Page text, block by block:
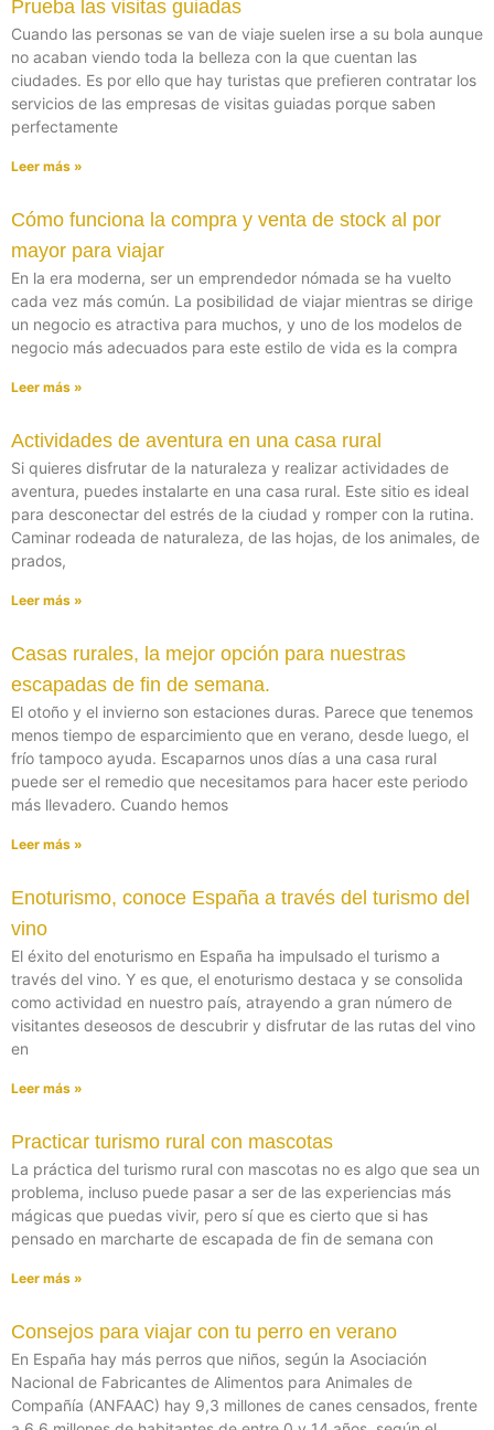
Prueba las visitas guiadas
Cuando las personas se van de viaje suelen irse a su bola aunque
no acaban viendo toda la belleza con la que cuentan las
ciudades. Es por ello que hay turistas que prefieren contratar los
servicios de las empresas de visitas guiadas porque saben
perfectamente
Leer más »
Cómo funciona la compra y venta de stock al por
mayor para viajar
En la era moderna, ser un emprendedor nómada se ha vuelto
cada vez más común. La posibilidad de viajar mientras se dirige
un negocio es atractiva para muchos, y uno de los modelos de
negocio más adecuados para este estilo de vida es la compra
Leer más »
Actividades de aventura en una casa rural
Si quieres disfrutar de la naturaleza y realizar actividades de
aventura, puedes instalarte en una casa rural. Este sitio es ideal
para desconectar del estrés de la ciudad y romper con la rutina.
Caminar rodeada de naturaleza, de las hojas, de los animales, de
prados,
Leer más »
Casas rurales, la mejor opción para nuestras
escapadas de fin de semana.
El otoño y el invierno son estaciones duras. Parece que tenemos
menos tiempo de esparcimiento que en verano, desde luego, el
frío tampoco ayuda. Escaparnos unos días a una casa rural
puede ser el remedio que necesitamos para hacer este periodo
más llevadero. Cuando hemos
Leer más »
Enoturismo, conoce España a través del turismo del
vino
El éxito del enoturismo en España ha impulsado el turismo a
través del vino. Y es que, el enoturismo destaca y se consolida
como actividad en nuestro país, atrayendo a gran número de
visitantes deseosos de descubrir y disfrutar de las rutas del vino
en
Leer más »
Practicar turismo rural con mascotas
La práctica del turismo rural con mascotas no es algo que sea un
problema, incluso puede pasar a ser de las experiencias más
mágicas que puedas vivir, pero sí que es cierto que si has
pensado en marcharte de escapada de fin de semana con
Leer más »
Consejos para viajar con tu perro en verano
En España hay más perros que niños, según la Asociación
Nacional de Fabricantes de Alimentos para Animales de
Compañía (ANFAAC) hay 9,3 millones de canes censados, frente